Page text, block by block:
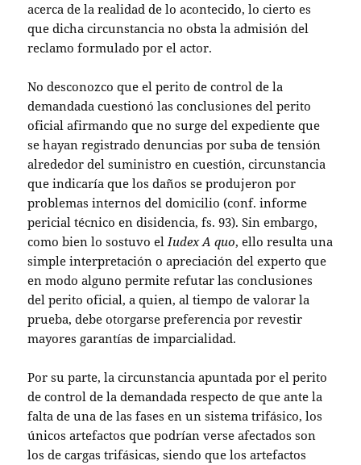
acerca de la realidad de lo acontecido, lo cierto es
que dicha circunstancia no obsta la admisión del
reclamo formulado por el actor.
No desconozco que el perito de control de la
demandada cuestionó las conclusiones del perito
oficial afirmando que no surge del expediente que
se hayan registrado denuncias por suba de tensión
alrededor del suministro en cuestión, circunstancia
que indicaría que los daños se produjeron por
problemas internos del domicilio (conf. informe
pericial técnico en disidencia, fs. 93). Sin embargo,
como bien lo sostuvo elIudex A quo, ello resulta una
simple interpretación o apreciación del experto que
en modo alguno permite refutar las conclusiones
del perito oficial, a quien, al tiempo de valorar la
prueba, debe otorgarse preferencia por revestir
mayores garantías de imparcialidad.
Por su parte, la circunstancia apuntada por el perito
de control de la demandada respecto de que ante la
falta de una de las fases en un sistema trifásico, los
únicos artefactos que podrían verse afectados son
los de cargas trifásicas, siendo que los artefactos